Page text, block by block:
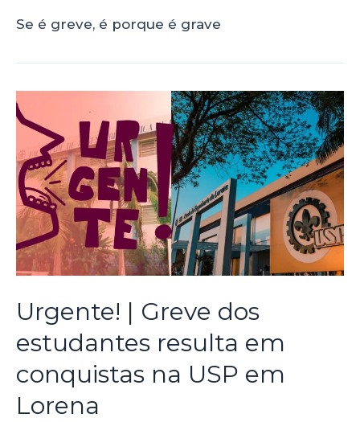
Se é greve, é porque é grave
Urgente! | Greve dos
estudantes resulta em
conquistas na USP em
Lorena